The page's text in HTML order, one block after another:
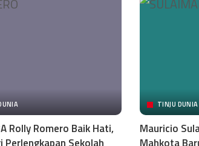
Rolly Romero Baik Hati,
TINJU DUNIA
Mauricio